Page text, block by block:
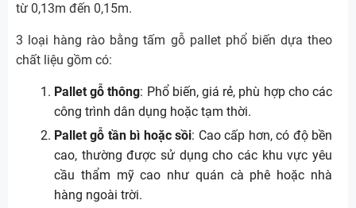
từ 0,13m đến 0,15m.
3 loại hàng rào bằng tấm gỗ pallet phổ biến dựa theo
chất liệu gồm có:
Pallet gỗ thông: Phổ biến, giá rẻ, phù hợp cho các
công trình dân dụng hoặc tạm thời.
Pallet gỗ tần bì hoặc sồi: Cao cấp hơn, có độ bền
cao, thường được sử dụng cho các khu vực yêu
cầu thẩm mỹ cao như quán cà phê hoặc nhà
hàng ngoài trời.